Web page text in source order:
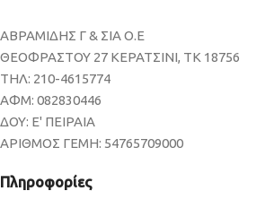
ΑΒΡΑΜΙΔΗΣ Γ & ΣΙΑ Ο.Ε
ΘΕΟΦΡΑΣΤΟΥ 27 ΚΕΡΑΤΣΙΝΙ, ΤΚ 18756
ΤΗΛ: 210-4615774
ΑΦΜ: 082830446
ΔΟΥ: Ε' ΠΕΙΡΑΙΑ
ΑΡΙΘΜΟΣ ΓΕΜΗ: 54765709000
Πληροφορίες